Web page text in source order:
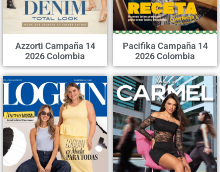
Azzorti Campaña 14
2026 Colombia
Pacifika Campaña 14
2026 Colombia